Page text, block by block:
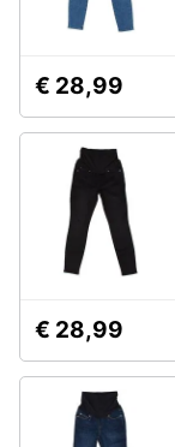
€ 28,99
€ 28,99